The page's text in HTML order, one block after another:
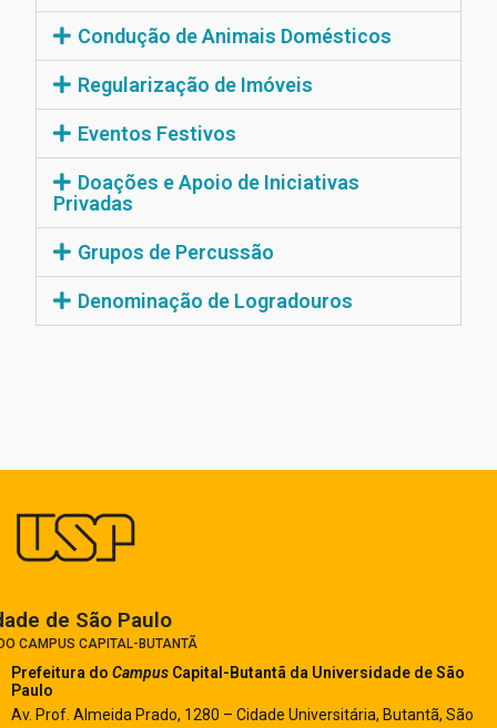
Condução de Animais Domésticos
Regularização de Imóveis
Eventos Festivos
Doações e Apoio de Iniciativas
Privadas
Grupos de Percussão
Denominação de Logradouros
de São Paulo​
CAMPUS CAPITAL-BUTANTÃ
Prefeitura do Campus Capital-Butantã da Universidade de São
Paulo
Av. Prof. Almeida Prado, 1280 – Cidade Universitária, Butantã, São